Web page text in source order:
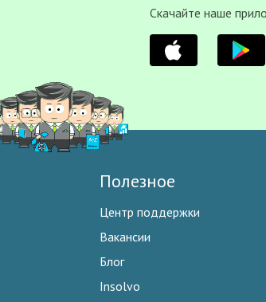
Скачайте наше
Полезное
Центр поддержки
Вакансии
Блог
Insolvo